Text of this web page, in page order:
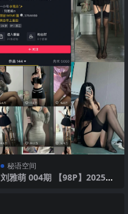
秘语空间
刘雅萌 004期 【98P】2025年